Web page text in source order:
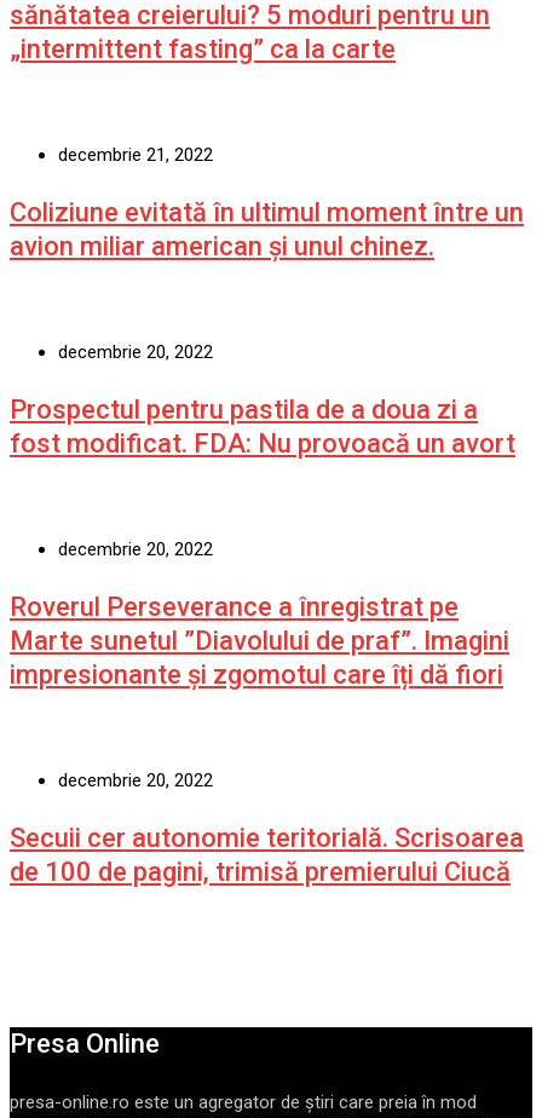
sănătatea creierului? 5 moduri pentru un
„intermittent fasting” ca la carte
decembrie 21, 2022
Coliziune evitată în ultimul moment între un
avion miliar american şi unul chinez.
decembrie 20, 2022
Prospectul pentru pastila de a doua zi a
fost modificat. FDA: Nu provoacă un avort
decembrie 20, 2022
Roverul Perseverance a înregistrat pe
Marte sunetul ”Diavolului de praf”. Imagini
impresionante și zgomotul care îți dă fiori
decembrie 20, 2022
Secuii cer autonomie teritorială. Scrisoarea
de 100 de pagini, trimisă premierului Ciucă
Presa Online
presa-online.ro este un agregator de ştiri care preia în mod